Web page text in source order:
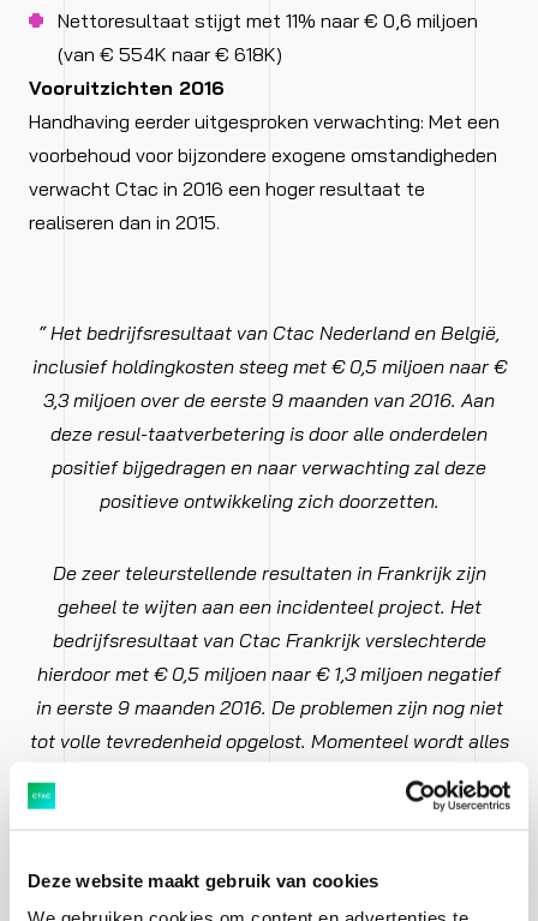
Deze website maakt gebruik van cookies
Nettoresultaat stijgt met 11% naar € 0,6 miljoen
(van € 554K naar € 618K)
Vooruitzichten 2016
Handhaving eerder uitgesproken verwachting: Met een
voorbehoud voor bijzondere exogene omstandigheden
verwacht Ctac in 2016 een hoger resultaat te
realiseren dan in 2015.
“ Het bedrijfsresultaat van Ctac Nederland en België,
inclusief holdingkosten steeg met € 0,5 miljoen naar €
3,3 miljoen over de eerste 9 maanden van 2016. Aan
deze resul-taatverbetering is door alle onderdelen
positief bijgedragen en naar verwachting zal deze
positieve ontwikkeling zich doorzetten.
De zeer teleurstellende resultaten in Frankrijk zijn
geheel te wijten aan een incidenteel project. Het
bedrijfsresultaat van Ctac Frankrijk verslechterde
hierdoor met € 0,5 miljoen naar € 1,3 miljoen negatief
in eerste 9 maanden 2016. De problemen zijn nog niet
tot volle tevredenheid opgelost. Momenteel wordt alles
in het werk gesteld om dit project zo snel mogelijk af te